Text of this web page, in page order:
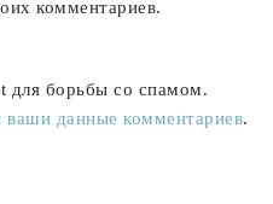
комментариев.
для борьбы со спамом.
ваши данные комментариев.